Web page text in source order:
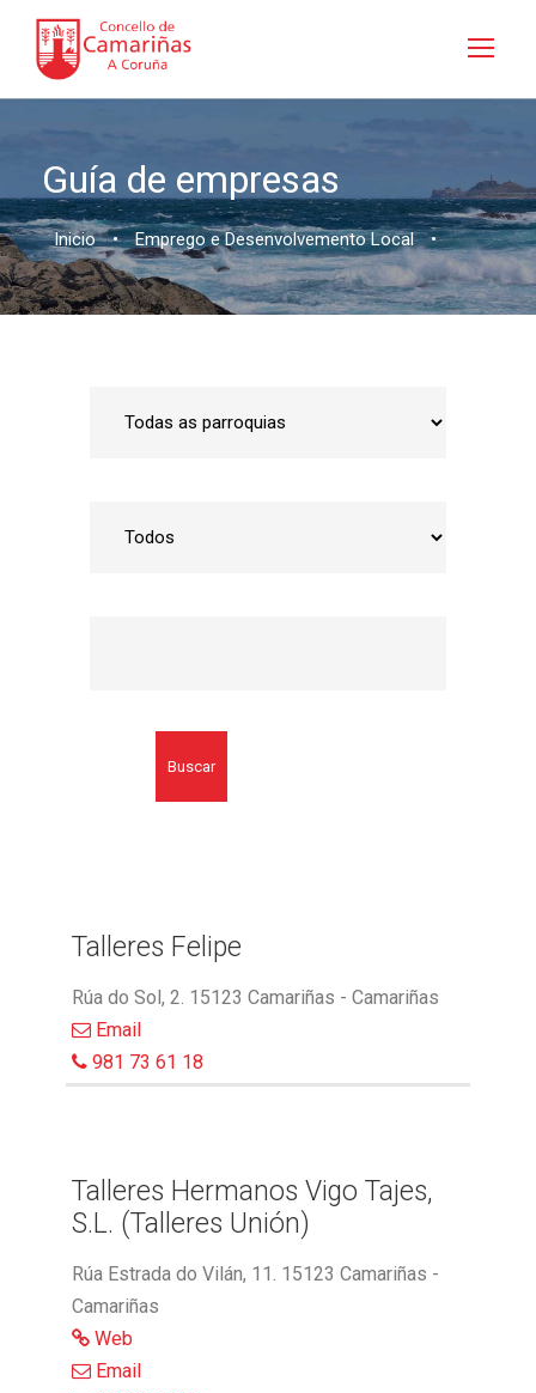
Guía de empresas
Inicio • Emprego e Desenvolvemento Local •
Buscar
Talleres Felipe
Rúa do Sol, 2. 15123 Camariñas - Camariñas
Email
981 73 61 18
Talleres Hermanos Vigo Tajes,
S.L. (Talleres Unión)
Rúa Estrada do Vilán, 11. 15123 Camariñas -
Camariñas
Web
Email